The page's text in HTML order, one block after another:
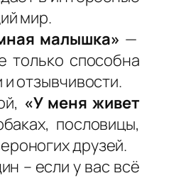
мир.
малышка» —
только способна
отзывчивости.
«У меня живет
пословицы,
друзей.
– если у вас всё